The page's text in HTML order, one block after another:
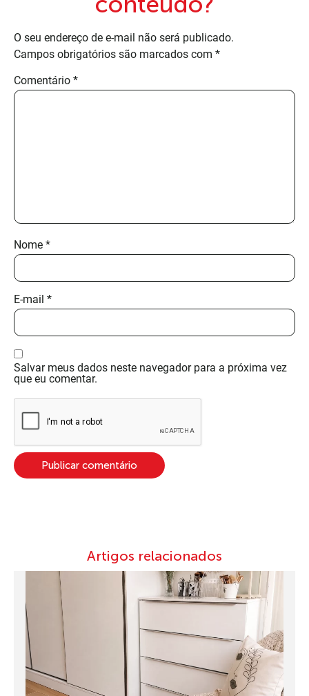
O seu endereço de e-mail não será publicado.
Campos obrigatórios são marcados com *
Comentário *
Nome *
E-mail *
Salvar meus dados neste navegador para a próxima vez
que eu comentar.
Artigos relacionados